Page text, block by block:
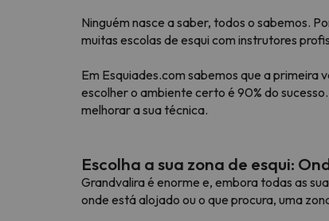
Bem, parece que o nosso Seeker
Ninguém nasce a saber, todos o sabemos.
muitas escolas de esqui com instrutores
Em Esquiades.com sabemos que a primeira
escolher o ambiente certo é 90% do
melhorar a sua técnica.
Escolha a sua zona de esqui:
Grandvalira é enorme e, embora todas as
onde está alojado ou o que procura, uma